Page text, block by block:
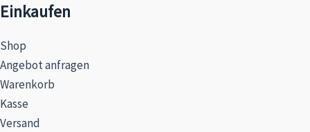
Einkaufen
Shop
Angebot anfragen
Warenkorb
Kasse
Versand